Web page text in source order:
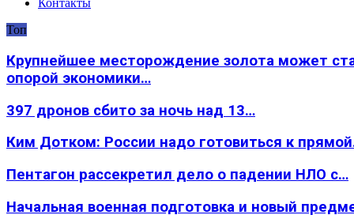
Контакты
Топ
Крупнейшее месторождение золота может
опорой экономики…
397 дронов сбито за ночь над 13…
Ким Дотком: России надо готовиться к
Пентагон рассекретил дело о падении НЛО с…
Начальная военная подготовка и новый